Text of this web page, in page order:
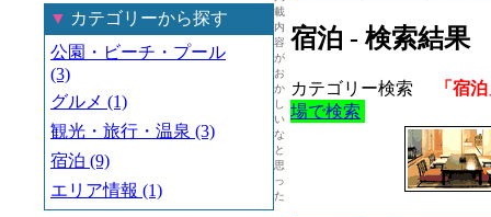
▼ カテゴリーから探す
公園・ビーチ・プール
(3)
グルメ (1)
観光・旅行・温泉 (3)
宿泊 (9)
エリア情報 (1)
宿泊 - 検索結果
カテゴリー検索
「宿
場で検索
載
内
容
が
お
か
し
い
な
と
思
っ
た